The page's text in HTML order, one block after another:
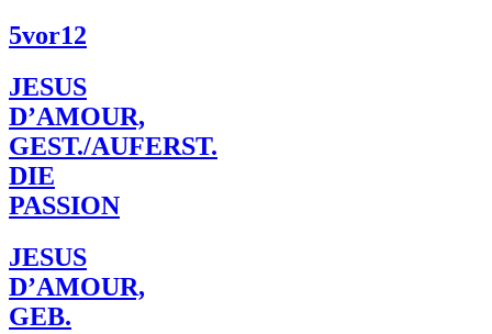
5vor12
JESUS
D’AMOUR,
GEST./AUFERST.
DIE
PASSION
JESUS
D’AMOUR,
GEB.